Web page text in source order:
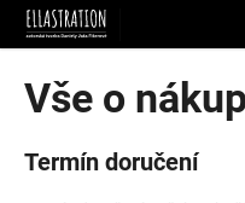
Přejít
obsah
Vše o
Termín doručení
o
o
p